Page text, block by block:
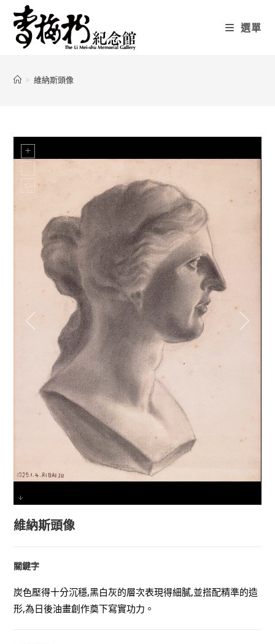
選單
> 維納斯頭像
維納斯頭像
關鍵字
炭色壓得十分沉穩,黑白灰的層次表現得細膩,並搭配精準的造
形,為日後油畫創作奠下寫實功力。